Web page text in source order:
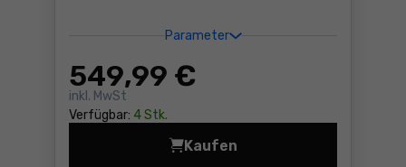
Parameter
549,99 €
inkl. MwSt
Verfügbar: 4 Stk.
Kaufen
Akku-Nagler Makita